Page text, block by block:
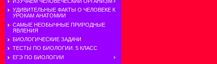
УДИВИТЕЛЬНЫЕ ФАКТЫ О ЧЕЛОВЕКЕ К
УРОКАМ АНАТОМИИ
САМЫЕ НЕОБЫЧНЫЕ ПРИРОДНЫЕ
ЯВЛЕНИЯ
БИОЛОГИЧЕСКИЕ ЗАДАЧИ
ТЕСТЫ ПО БИОЛОГИИ. 5 КЛАСС
ЕГЭ ПО БИОЛОГИИ